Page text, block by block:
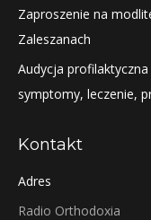
Zaproszenie na
Zaleszanach
Audycja
symptomy, leczenie,
Kontakt
Adres
Radio Orthodoxia